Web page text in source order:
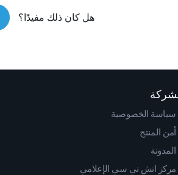
هل كان ذلك مفيدًا؟
سياسة الخصوصية
أمن المنتج
المدونة
مركز اتش تي سي الإعلامي